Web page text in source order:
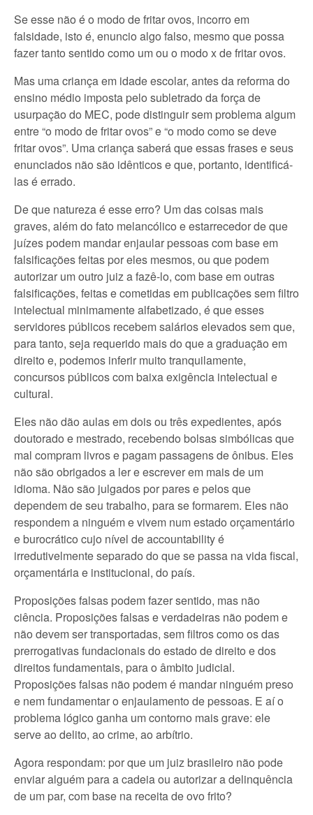
Se esse não é o modo de fritar ovos, incorro em
falsidade, isto é, enuncio algo falso, mesmo que possa
fazer tanto sentido como um ou o modo x de fritar ovos.
Mas uma criança em idade escolar, antes da reforma do
ensino médio imposta pelo subletrado da força de
usurpação do MEC, pode distinguir sem problema algum
entre “o modo de fritar ovos” e “o modo como se deve
fritar ovos”. Uma criança saberá que essas frases e seus
enunciados não são idênticos e que, portanto, identificá-
las é errado.
De que natureza é esse erro? Um das coisas mais
graves, além do fato melancólico e estarrecedor de que
juízes podem mandar enjaular pessoas com base em
falsificações feitas por eles mesmos, ou que podem
autorizar um outro juiz a fazê-lo, com base em outras
falsificações, feitas e cometidas em publicações sem filtro
intelectual minimamente alfabetizado, é que esses
servidores públicos recebem salários elevados sem que,
para tanto, seja requerido mais do que a graduação em
direito e, podemos inferir muito tranquilamente,
concursos públicos com baixa exigência intelectual e
cultural.
Eles não dão aulas em dois ou três expedientes, após
doutorado e mestrado, recebendo bolsas simbólicas que
mal compram livros e pagam passagens de ônibus. Eles
não são obrigados a ler e escrever em mais de um
idioma. Não são julgados por pares e pelos que
dependem de seu trabalho, para se formarem. Eles não
respondem a ninguém e vivem num estado orçamentário
e burocrático cujo nível de accountability é
irredutivelmente separado do que se passa na vida fiscal,
orçamentária e institucional, do país.
Proposições falsas podem fazer sentido, mas não
ciência. Proposições falsas e verdadeiras não podem e
não devem ser transportadas, sem filtros como os das
prerrogativas fundacionais do estado de direito e dos
direitos fundamentais, para o âmbito judicial.
Proposições falsas não podem é mandar ninguém preso
e nem fundamentar o enjaulamento de pessoas. E aí o
problema lógico ganha um contorno mais grave: ele
serve ao delito, ao crime, ao arbítrio.
Agora respondam: por que um juiz brasileiro não pode
enviar alguém para a cadeia ou autorizar a delinquência
de um par, com base na receita de ovo frito?